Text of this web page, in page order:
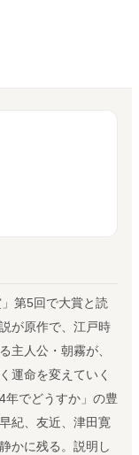
第5回で大賞と読
が原作で、江戸時
主人公・朝霧が、
運命を変えていく
年でどうすか」の豊
紀、友近、津田寛
かに残る。説明し